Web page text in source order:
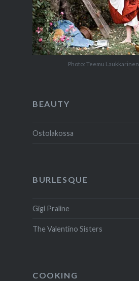
Photo: Teemu Laukkarinen
BEAUTY
Ostolakossa
BURLESQUE
Gigi Praline
The Valentino Sisters
COOKING